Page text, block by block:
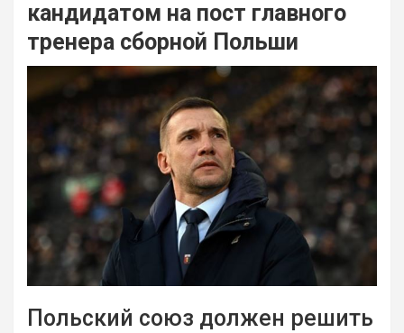
кандидатом на пост главного
тренера сборной Польши
Польский союз должен решить